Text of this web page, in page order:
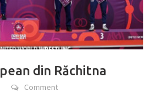
din Răchitna
Comment